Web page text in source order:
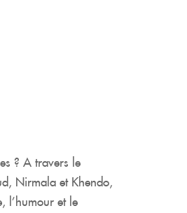
? A travers le
Nirmala et Khendo,
l’humour et le